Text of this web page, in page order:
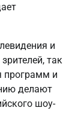
и
так
программ и
делают
шоу-